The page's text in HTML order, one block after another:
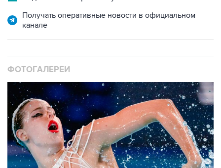
Получать оперативные новости в официальном
канале
ФОТОГАЛЕРЕИ